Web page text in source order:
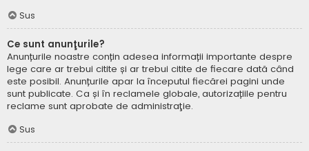
Sus
Ce sunt anunţurile?
Anunțurile noastre conțin adesea informații importante despre
lege care ar trebui citite și ar trebui citite de fiecare dată când
este posibil. Anunțurile apar la începutul fiecărei pagini unde
sunt publicate. Ca și în reclamele globale, autorizațiile pentru
reclame sunt aprobate de administraţie.
Sus